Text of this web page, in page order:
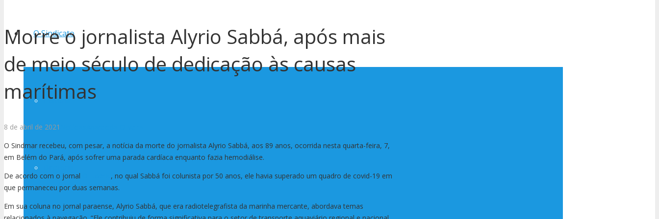
O Sindicato
História
Morre o jornalista Alyrio Sabbá, após mais
de meio século de dedicação às causas
marítimas
8 de abril de 2021
O Sindmar recebeu, com pesar, a notícia da morte do jornalista Alyrio Sabbá, aos 89 anos, ocorrida nesta quarta-feira, 7,
em Belém do Pará, após sofrer uma parada cardíaca enquanto fazia hemodiálise.
De acordo com o jornal
, no qual Sabbá foi colunista por 50 anos, ele havia superado um quadro de covid-19 em
que permaneceu por duas semanas.
Em sua coluna no jornal paraense, Alyrio Sabbá, que era radiotelegrafista da marinha mercante, abordava temas